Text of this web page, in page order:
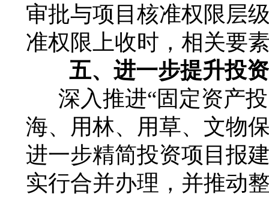
审批与项目核准权限层
准权限上收时，相关要
五、进一步提升投
深入推进“固定资产
海、用林、用草、文物
进一步精简投资项目报
实行合并办理，并推动